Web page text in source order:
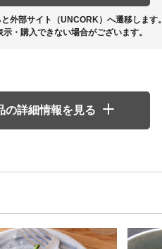
外部サイト（UNCORK）へ遷移します。
・購入できない場合がございます。
の詳細情報を見る